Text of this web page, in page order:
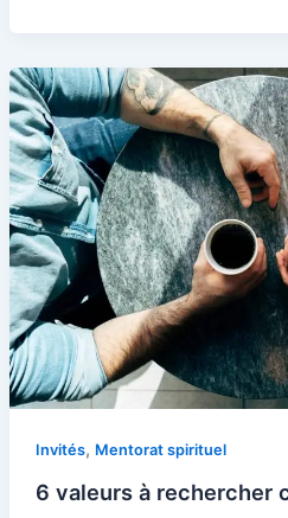
Invités, Mentorat spirituel
6 valeurs à rechercher